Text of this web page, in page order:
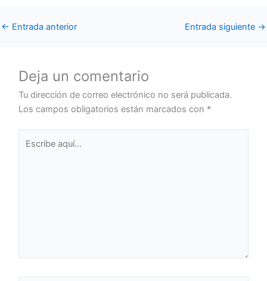
← Entrada anterior Entrada siguiente →
Deja un comentario
Tu dirección de correo electrónico no será publicada.
Los campos obligatorios están marcados con *
aquí...